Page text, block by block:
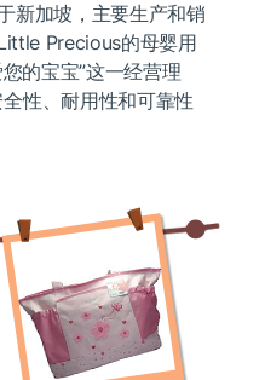
新加坡，主要生产和销
Precious的母婴用
的宝宝”这一经营理
性、耐用性和可靠性